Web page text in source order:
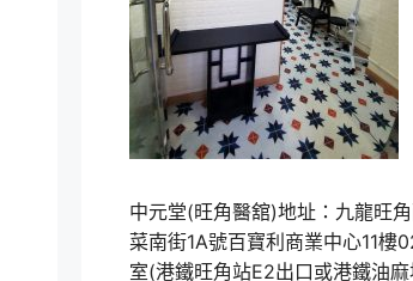
中元堂(旺角醫舘)地址：九龍旺
菜南街1A號百寶利商業中心11樓
室(港鐵旺角站E2出口或港鐵油